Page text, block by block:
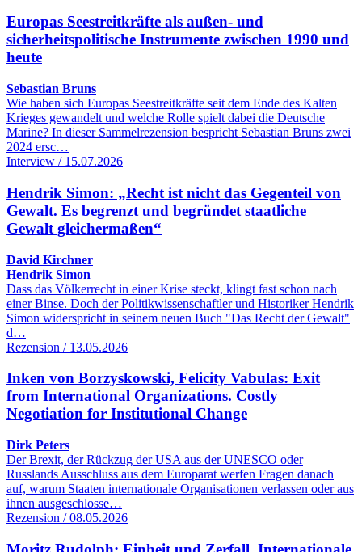
Europas Seestreitkräfte als außen- und
sicherheitspolitische Instrumente zwischen 1990 und
heute
Sebastian Bruns
Wie haben sich Europas Seestreitkräfte seit dem Ende des Kalten
Krieges gewandelt und welche Rolle spielt dabei die Deutsche
Marine? In dieser Sammelrezension bespricht Sebastian Bruns zwei
2024 ersc…
Interview / 15.07.2026
Hendrik Simon: „Recht ist nicht das Gegenteil von
Gewalt. Es begrenzt und begründet staatliche
Gewalt gleichermaßen“
David Kirchner
Hendrik Simon
Dass das Völkerrecht in einer Krise steckt, klingt fast schon nach
einer Binse. Doch der Politikwissenschaftler und Historiker Hendrik
Simon widerspricht in seinem neuen Buch "Das Recht der Gewalt"
d…
Rezension / 13.05.2026
Inken von Borzyskowski, Felicity Vabulas: Exit
from International Organizations. Costly
Negotiation for Institutional Change
Dirk Peters
Der Brexit, der Rückzug der USA aus der UNESCO oder
Russlands Ausschluss aus dem Europarat werfen Fragen danach
auf, warum Staaten internationale Organisationen verlassen oder aus
ihnen ausgeschlosse…
Rezension / 08.05.2026